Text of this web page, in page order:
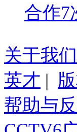
合作7
关于我们
英才 |
帮助与